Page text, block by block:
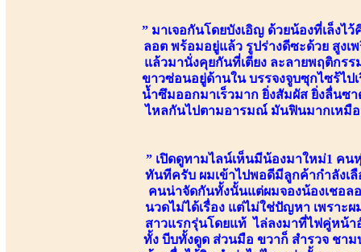
” มาเจอกันโดยบังเอิญ ด้วยน้องที่เล็งไ
ลอต พร้อมอยู่แล้ว รูปร่างดีซะด้วย สูงเ
แล้วมานั่งคุยกันที่เตียง ละลายพฤติกร
ขาวซ่อนอยู่ด้านใน บรรจงจูบซุกไซร้ไป
น้ำซึมออกมาเร็วมาก ยิ่งสัมผัส ยิ่งลื่นซา
ไหลกันไปตามอารมณ์ มันฟินมากเหมือ
” เปิดดูทามไลน์เห็นมีน้องมาใหม่1 คน
ทันทีครับ ผมเข้าไปพอดีมีลูกค้ากำลังเ
คนน่าจัดกันทั้งนั้นแต่ผมจองน้องเชอล
นวดไม่ได้เรื่อง แต่ไม่ใช่ปัญหา เพรา
สาวแรกรุ่นโดยแท้ ไล่ลงมาที่ไฟคู่หน้
ทั้ง บีบทั้งดูด ส่วนมือ ขวาก็ สำรวจ ชา